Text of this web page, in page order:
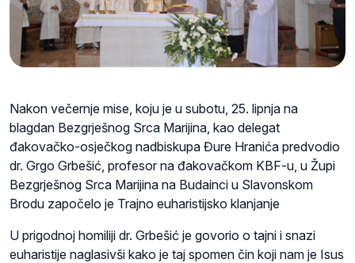
Nakon večernje mise, koju je u subotu, 25. lipnja na
blagdan Bezgrješnog Srca Marijina, kao delegat
đakovačko-osječkog nadbiskupa Đure Hranića predvodio
dr. Grgo Grbešić, profesor na đakovačkom KBF-u, u Župi
Bezgrješnog Srca Marijina na Budainci u Slavonskom
Brodu započelo je Trajno euharistijsko klanjanje
U prigodnoj homiliji dr. Grbešić je govorio o tajni i snazi
euharistije naglasivši kako je taj spomen čin koji nam je Isus